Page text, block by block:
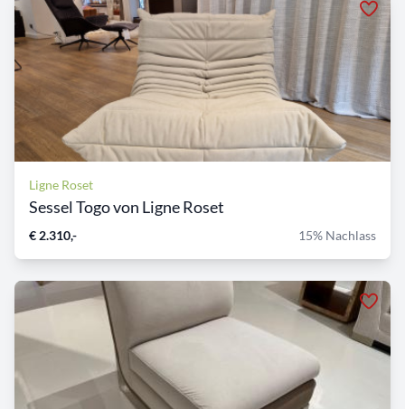
Ligne Roset
Sessel Togo von Ligne Roset
€ 2.310,- 15% Nachlass